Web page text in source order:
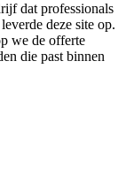
dat professionals
deze site op.
we de offerte
die past binnen